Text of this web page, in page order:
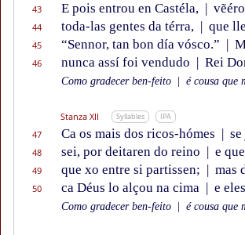
43 E pois entrou en Castéla, |
44 toda-las gentes da térra, | que
45 “Sennor, tan bon día vósco.” |
46 nunca assí foi vendudo | Rei
Como gradecer ben-feito é cousa que
Stanza XII Syllables IPA
47 Ca os mais dos ricos-hómes |
48 sei, por deitaren do reino | e
49 que xo entre si partissen; | mas
50 ca Déus lo alçou na cima | e
Como gradecer ben-feito é cousa que